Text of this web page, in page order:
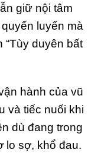
giữ nội tâm
luyến mà
“Tùy duyên bất
hành của vũ
và tiếc nuối khi
dù đang trong
lo sợ, khổ đau.